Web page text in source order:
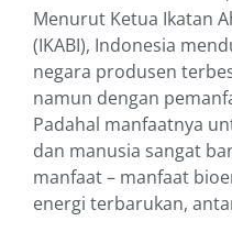
Menurut Ketua Ikatan
(IKABI), Indonesia
negara produsen
namun dengan
Padahal manfaatnya
dan manusia sangat
manfaat – manfaat
energi terbarukan,